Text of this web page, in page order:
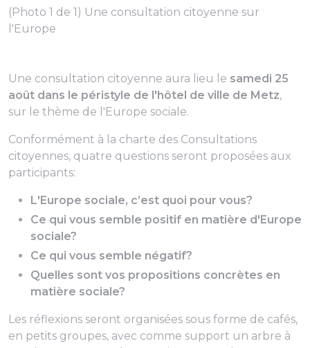
(Photo 1 de 1) Une consultation citoyenne sur
l'Europe
Une consultation citoyenne aura lieu le samedi 25
août dans le péristyle de l'hôtel de ville de Metz,
sur le thème de l'Europe sociale.
Conformément à la charte des Consultations
citoyennes, quatre questions seront proposées aux
participants:
L'Europe sociale, c’est quoi pour vous?
Ce qui vous semble positif en matière d'Europe
sociale?
Ce qui vous semble négatif?
Quelles sont vos propositions concrètes en
matière sociale?
Les réflexions seront organisées sous forme de cafés,
en petits groupes, avec comme support un arbre à